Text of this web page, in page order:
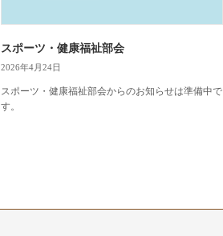
スポーツ・健康福祉部会
2026年4月24日
スポーツ・健康福祉部会からのお知らせは準備中で
す。